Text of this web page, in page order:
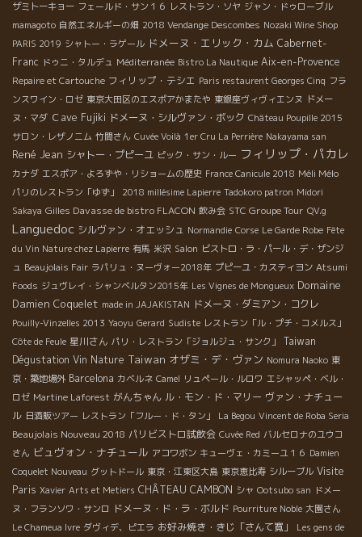
ザミトーキョー フェールド・サン１６ レストラン・ソヤ ジャン・ドゥローブル
mamagoto 自然エネルギーの畑 2018 Vendange Descombes Nozaki Wine Shop
PARIS 2019 シャトー・ラゲール ドメーヌ・エリック・カム Cabernet-
Franc ドゥニ・タルデュ Méditerranée Bistro La Nautique Aix-en-Provence
Repaire et Cartouche フィリップ・テシエ Paris restaurent Georges Cinq フラ
ンスワイン・ロゼ 東京大田区のエスポアかまたや 東銀座ヴィヴィエンヌ ドメー
ヌ・マダ Ｃave Fujiki ドメーヌ・シルヴァン・ボック Château Poupille 2015
サロン・レザノニム 竹間さん Cuvée Voilà 1er Cru La Perrière Nakayama san
René Jean シャトー・プピーユ ピック・サン・ルー フィリップ・パカレ
カナダ エスポア・よろずや・リショームの歴史 France Canicule 2018 Méli Mélo
パリのレストラン「ゆず」 2018 millésime Lapierre Tadokoro patron Midori
Sakaya Gilles Davasse de bistro FLACON 飲み会 STC Groupe Tour QV.g
Languedoc シルヴァン・オエッシュ Normandie Corse Le Garde Robe Fête
du Vin Nature chez Lapierre 有馬 米沢 Salon ビストロ・ラ・パール・デ・ザンジ
ュ Beaujolais Fair ラパリュ・ヌーヴォー2018年 プピーユ・カスティヨン Atsumi
Foods ジュヴレイ・シャンベルタン2015年 Les Vignes de Mongueux Domaine
Damien Coquelet made in JAJAKISTAN ドメーヌ・ダミアン・コクレ
Pouilly-Vinzelles 2013 Yaoyu Gerard Sudiste レストラン「ル・プチ・コメルス」
Côte de Feule 星川さん パリ・レストラン「ジョルジュ・サンク」
Taiwan
Dégustation Vin Nature Taiwan オザミ・デ・ヴァン Nomura Naoko 東
京・築地場外 Barcelona カベルネ Camel リュペール・ルロワ エシャッペ・ベル・
ロゼ Martine Laforest がんちゃん ル・モン・ド・マリー ヴァン・ナチュー
ル 日酒販ツアー レストラン「フルー・ド・タン」 La Begou Vincent de Roba Seria
Beaujolais Nouveau 2018 パリビストロ試飲会 Cuvée Red バルセロナのユウコ
さん ビュヴォン・ナチュール アコワボン キューヴェ・カミーユ１６ Damien
Coquelet Nouveau グットドール 東京・江東区大島 東京恵比寿 シルーブル Visite
Paris Xavier Arts et Metiers CHÂTEAU CAMBON シャ Ootsubo san ドメー
ヌ・フランソワ・サンロ ドメーヌ・ド・ラ・ボルド Pourriture Noble 大園さん
Le Chameua Ivre ダヴィデ、ピエラ お好み焼き・きじ「さんて寛」 Les gens de